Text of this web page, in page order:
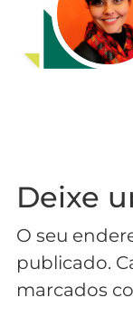
Deixe
O seu
publicado.
marcados